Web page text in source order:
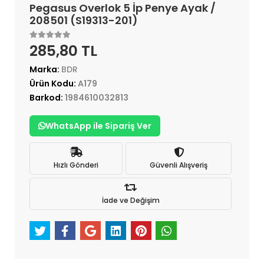
Pegasus Overlok 5 İp Penye Ayak /
208501 (S19313-201)
285,80 TL
Marka: BDR
Ürün Kodu: A179
Barkod: 1984610032813
WhatsApp ile Sipariş Ver
Hızlı Gönderi Güvenli Alışveriş
İade ve Değişim